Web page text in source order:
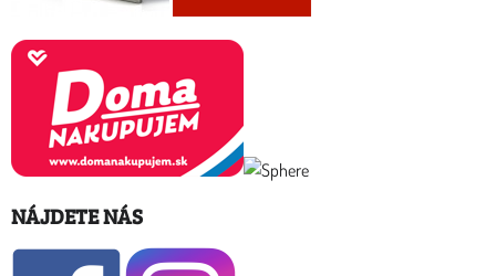
NÁJDETE NÁS